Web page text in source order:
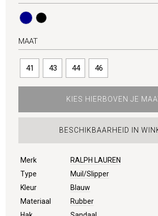
MAAT
41 43 44 46
KIES HIERBOVEN JE
BESCHIKBAARHEID IN
Merk
RALPH LAUREN
Type
Muil/Slipper
Kleur
Blauw
Materiaal
Rubber